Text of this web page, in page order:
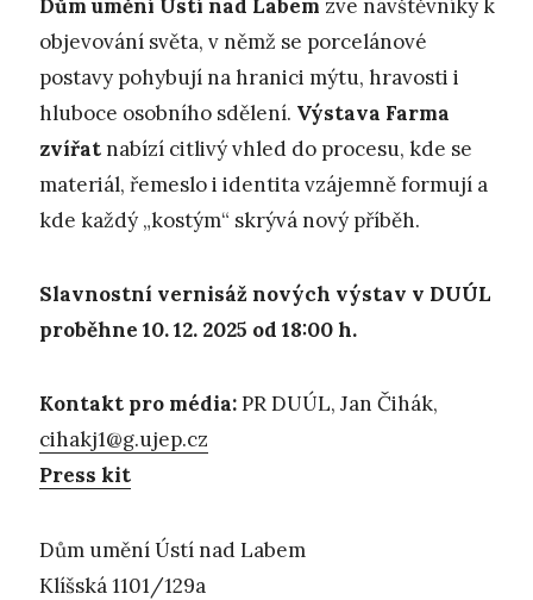
Dům umění Ústí nad Labem zve návštěvníky k
objevování světa, v němž se porcelánové
postavy pohybují na hranici mýtu, hravosti i
hluboce osobního sdělení. Výstava Farma
zvířatnabízí citlivý vhled do procesu, kde se
materiál, řemeslo i identita vzájemně formují a
kde každý „kostým“ skrývá nový příběh.
Slavnostní vernisáž nových výstav v DUÚL
proběhne 10. 12. 2025 od 18:00h.
Kontakt pro média:PR DUÚL, Jan Čihák,
cihakj1@g.ujep.cz
Press kit
Dům umění Ústí nad Labem
Klíšská 1101/129a